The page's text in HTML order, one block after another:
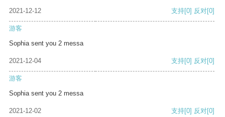
2021-12-12 支持[0] 反对[0]
游客
Sophia sent you 2 messa
2021-12-04 支持[0] 反对[0]
游客
Sophia sent you 2 messa
2021-12-02 支持[0] 反对[0]